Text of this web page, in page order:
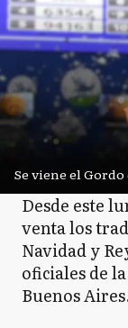
Desde este
venta los
Navidad y
oficiales de
Buenos